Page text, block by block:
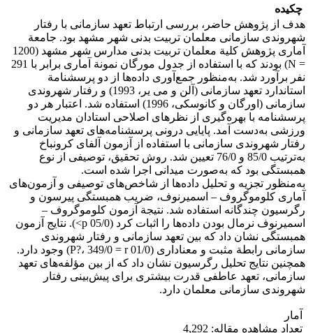
چکیده
هدف از پژوهش حاضر، بررسی ارتباط تعهد سازمانی با رفتار
شهروندی سازمانی معلمان تربیت بدنی شهر مشهد بود. جامعة
آماری پژوهش کلیة معلمان تربیت بدنی مدارس شهر مشهد (1200
= N) بودند که با استفاده از جدول مورگان نمونة آماری برابر با 291
نفر برآورد شد. به‌منظور جمع‌آوری داده‌ها از دو پرسشنامة
استاندارد تعهد سازمانی (آلن و می یر، 1993) و رفتار شهروندی
سازمانی (اورگان و کانوسکی، 1996) استفاده شد. اعتبار هر دو
پرسشنامه با بهره‌گیری از نظرهای اصلاحی استادان مدیریت
ورزشی به‌دست آمد. پایایی درونی پرسشنامه‌های تعهد سازمانی و
رفتار شهروندی سازمانی با استفاده از آزمون آلفای کرونباخ
به‌ترتیب 85/0 و 76/0 تعیین شد. روش تحقیق، توصیفی از نوع
همبستگی بود که به‌صورت میدانی اجرا شده است.
به‌منظور تجزیه‌ و تحلیل داده‌ها از شاخص‌های توصیفی و آزمون‌های
آماری کلوموگروف – اسمیرنوف، ضریب همبستگی پیرسون و
رگرسیون چندگانه استفاده شد. نتیجة آزمون کلوموگروف –
اسمیرنوف نرمال بودن داده‌ها را اثبات کرد (05/0 p>). نتایج آزمون
همبستگی نشان داد که بین تعهد سازمانی و رفتار شهروندی
سازمانی رابطة مثبت و معناداری (01/0 P?، 349/0 = r) وجود دارد.
همچنین نتایج تحلیل رگرسیون نشان داد که از بین مؤلفه‌های تعهد
سازمانی، تعهد عاطفی قدرت بیشتری برای پیش‌بینی رفتار
شهروندی سازمانی معلمان دارد.
آمار
تعداد مشاهده مقاله: 4,292